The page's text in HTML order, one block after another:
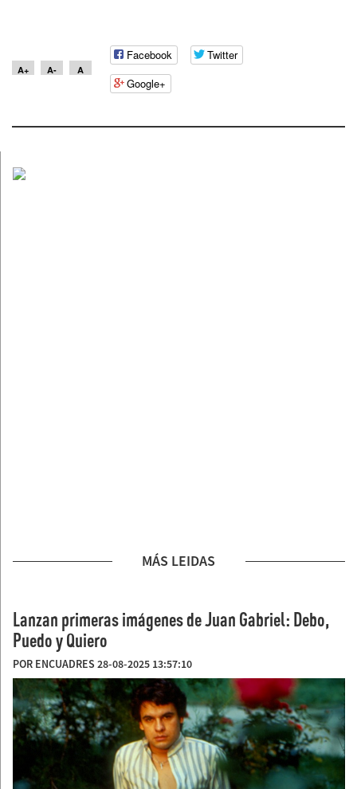
A+ A- A
Facebook
Twitter
Google+
MÁS LEIDAS
Lanzan primeras imágenes de Juan Gabriel: Debo,
Puedo y Quiero
POR ENCUADRES 28-08-2025 13:57:10